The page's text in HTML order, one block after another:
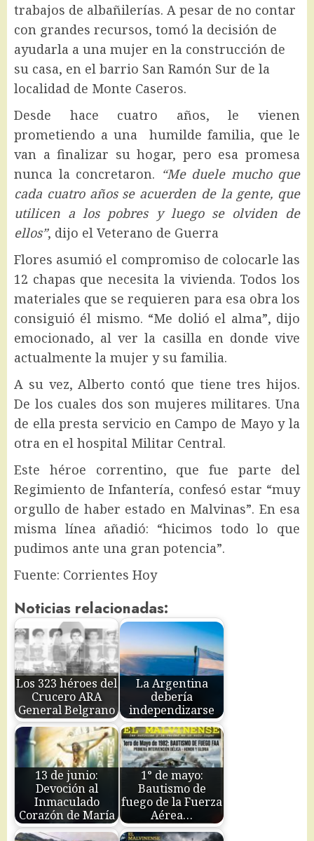
trabajos de albañilerías. A pesar de no contar
con grandes recursos, tomó la decisión de
ayudarla a una mujer en la construcción de
su casa, en el barrio San Ramón Sur de la
localidad de Monte Caseros.
Desde hace cuatro años, le vienen
prometiendo a una humilde familia, que le
van a finalizar su hogar, pero esa promesa
nunca la concretaron. “Me duele mucho que
cada cuatro años se acuerden de la gente, que
utilicen a los pobres y luego se olviden de
ellos”, dijo el Veterano de Guerra
Flores asumió el compromiso de colocarle las
12 chapas que necesita la vivienda. Todos los
materiales que se requieren para esa obra los
consiguió él mismo. “Me dolió el alma”, dijo
emocionado, al ver la casilla en donde vive
actualmente la mujer y su familia.
A su vez, Alberto contó que tiene tres hijos.
De los cuales dos son mujeres militares. Una
de ella presta servicio en Campo de Mayo y la
otra en el hospital Militar Central.
Este héroe correntino, que fue parte del
Regimiento de Infantería, confesó estar “muy
orgullo de haber estado en Malvinas”. En esa
misma línea añadió: “hicimos todo lo que
pudimos ante una gran potencia”.
Fuente: Corrientes Hoy
Noticias relacionadas:
Los 323 héroes del
Crucero ARA
General Belgrano
La Argentina
debería
independizarse
13 de junio:
Devoción al
Inmaculado
Corazón de María
1° de mayo:
Bautismo de
fuego de la Fuerza
Aérea…